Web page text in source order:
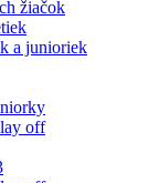
žiačok
a junioriek
off